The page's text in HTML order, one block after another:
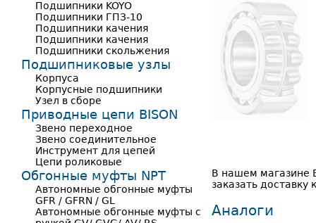
В нашем магазине
заказать доставку
Аналоги
Подшипники KOYO
Подшипники ГПЗ-10
Подшипники качения
Подшипники качения
Подшипники скольжения
Подшипниковые узлы
Корпуса
Корпусные подшипники
Узел в сборе
Приводные цепи BISON
Звено переходное
Звено соединительное
Инструмент для цепей
Цепи роликовые
Обгонные муфты NPT
Автономные обгонные муфты
GFR / GFRN / GL
Автономные обгонные муфты с